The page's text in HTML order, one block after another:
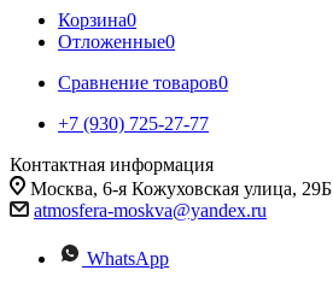
Корзина0
Отложенные0
Сравнение товаров0
+7 (930) 725-27-77
Контактная информация
Москва, 6-я Кожуховская улица, 29Б
atmosfera-moskva@yandex.ru
WhatsApp